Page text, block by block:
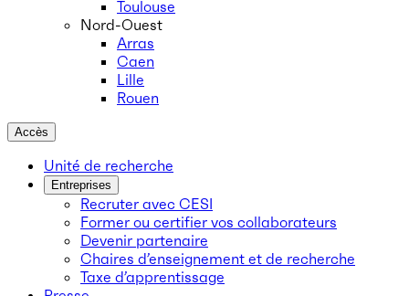
Toulouse
Nord-Ouest
Arras
Caen
Lille
Rouen
Accès
Unité de recherche
Entreprises
Recruter avec CESI
Former ou certifier vos collaborateurs
Devenir partenaire
Chaires d’enseignement et de recherche
Taxe d’apprentissage